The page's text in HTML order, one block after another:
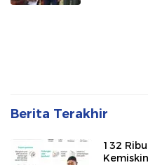
Berita Terakhir
132